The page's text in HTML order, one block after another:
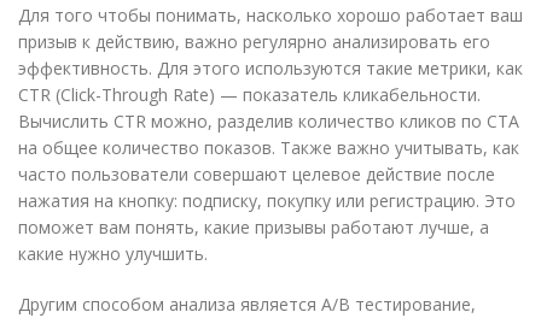
Для того чтобы понимать, насколько хорошо работает ваш
призыв к действию, важно регулярно анализировать его
эффективность. Для этого используются такие метрики, как
CTR (Click-Through Rate) — показатель кликабельности.
Вычислить CTR можно, разделив количество кликов по CTA
на общее количество показов. Также важно учитывать, как
часто пользователи совершают целевое действие после
нажатия на кнопку: подписку, покупку или регистрацию. Это
поможет вам понять, какие призывы работают лучше, а
какие нужно улучшить.
Другим способом анализа является A/B тестирование,